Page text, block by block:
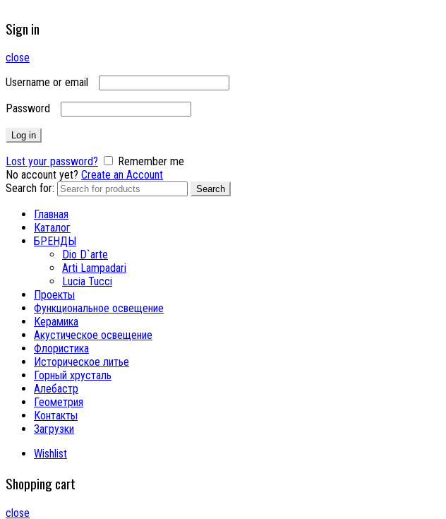
Sign in
close
Username or email
Password
Log in
Lost your password?
Remember me
No account yet? Create an Account
Search for:
Search
Главная
Каталог
БРЕНДЫ
Dio D`arte
Arti Lampadari
Lucia Tucci
Проекты
Функциональное освещение
Керамика
Акустическое освещение
Флористика
Историческое литье
Горный хрусталь
Алебастр
Геометрия
Контакты
Загрузки
Wishlist
Shopping cart
close